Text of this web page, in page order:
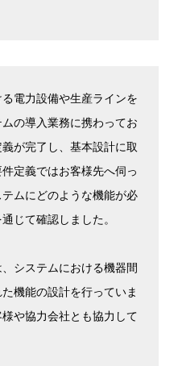
電力設備や生産ラインを
の導入業務に携わってお
が完了し、基本設計に取
定義ではお客様先へ伺っ
ムにどのような機能が必
じて確認しました。
システムにおける機器間
機能の設計を行っていま
や協力会社とも協力して